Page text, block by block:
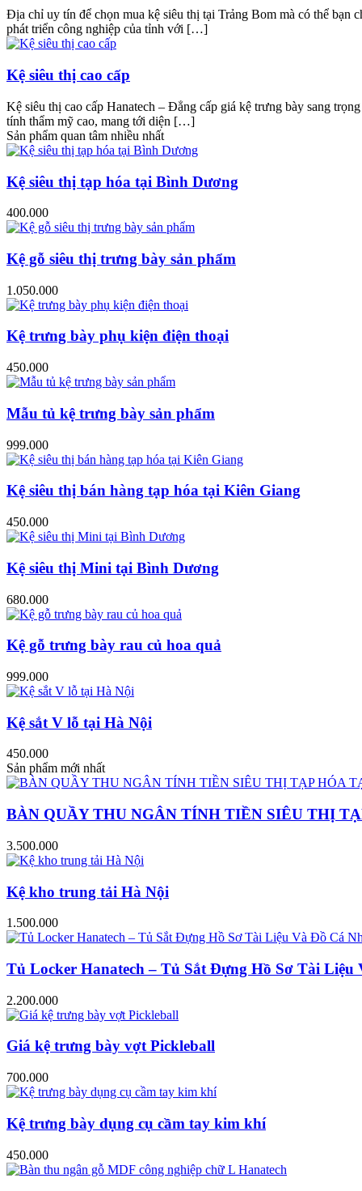
Địa chỉ uy tín để chọn mua kệ siêu thị tại Trảng Bom mà có thể
phát triển công nghiệp của tỉnh với […]
Kệ siêu thị cao cấp
Kệ siêu thị cao cấp Hanatech – Đẳng cấp giá kệ trưng bày sang
tính thẩm mỹ cao, mang tới diện […]
Sản phẩm quan tâm nhiều nhất
Kệ siêu thị tạp hóa tại Bình Dương
400.000
Kệ gỗ siêu thị trưng bày sản phẩm
1.050.000
Kệ trưng bày phụ kiện điện thoại
450.000
Mẫu tủ kệ trưng bày sản phẩm
999.000
Kệ siêu thị bán hàng tạp hóa tại Kiên Giang
450.000
Kệ siêu thị Mini tại Bình Dương
680.000
Kệ gỗ trưng bày rau củ hoa quả
999.000
Kệ sắt V lỗ tại Hà Nội
450.000
Sản phẩm mới nhất
BÀN QUẦY THU NGÂN TÍNH TIỀN SIÊU THỊ
3.500.000
Kệ kho trung tải Hà Nội
1.500.000
Tủ Locker Hanatech – Tủ Sắt Đựng Hồ Sơ Tài
2.200.000
Giá kệ trưng bày vợt Pickleball
700.000
Kệ trưng bày dụng cụ cầm tay kim khí
450.000